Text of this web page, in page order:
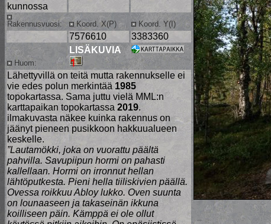
kunnossa
Rakennusvuosi: Koord. X(P) Koord. Y(I)
7576610 3383360
Huom:
LISÄKUVIA
Lähettyvillä on teitä mutta rakennukselle ei
vie edes polun merkintää 1985
topokartassa. Sama juttu vielä MML:n
karttapaikan topokartassa 2019.
ilmakuvasta näkee kuinka rakennus on
jäänyt pieneen pusikkoon hakkuualueen
keskelle.
”Lautamökki, joka on vuorattu päältä
pahvilla. Savupiipun hormi on pahasti
kallellaan. Hormi on irronnut hellan
lähtöputkesta. Pieni hella tiiliskivien päällä.
Ovessa roikkuu Abloy lukko. Oven suunta
on lounaaseen ja takaseinän ikkuna
koilliseen päin. Kämppä ei ole ollut